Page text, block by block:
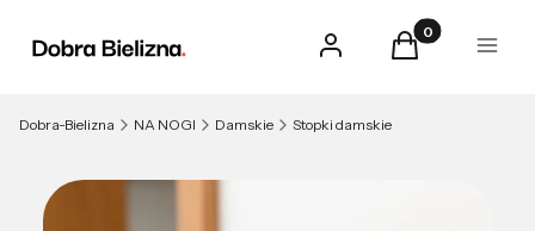
Zaloguj sięProdukty w
Koszyk Menu
Dobra-Bielizna NA NOGI Damskie Stopki damskie